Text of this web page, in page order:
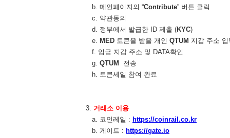
b. 메인페이지의 “Contribute” 버튼 클릭
c. 약관동의
d. 정부에서 발급한 ID 제출 (KYC)
e. MED 토큰을 받을 개인 QTUM 지갑 주소 입
f. 입금 지갑 주소 및 DATA확인
g. QTUM
전송
h. 토큰세일 참여 완료
3. 거래소 이용
a. 코인레일 : https://coinrail.co.kr
b. 게이트 : https://gate.io